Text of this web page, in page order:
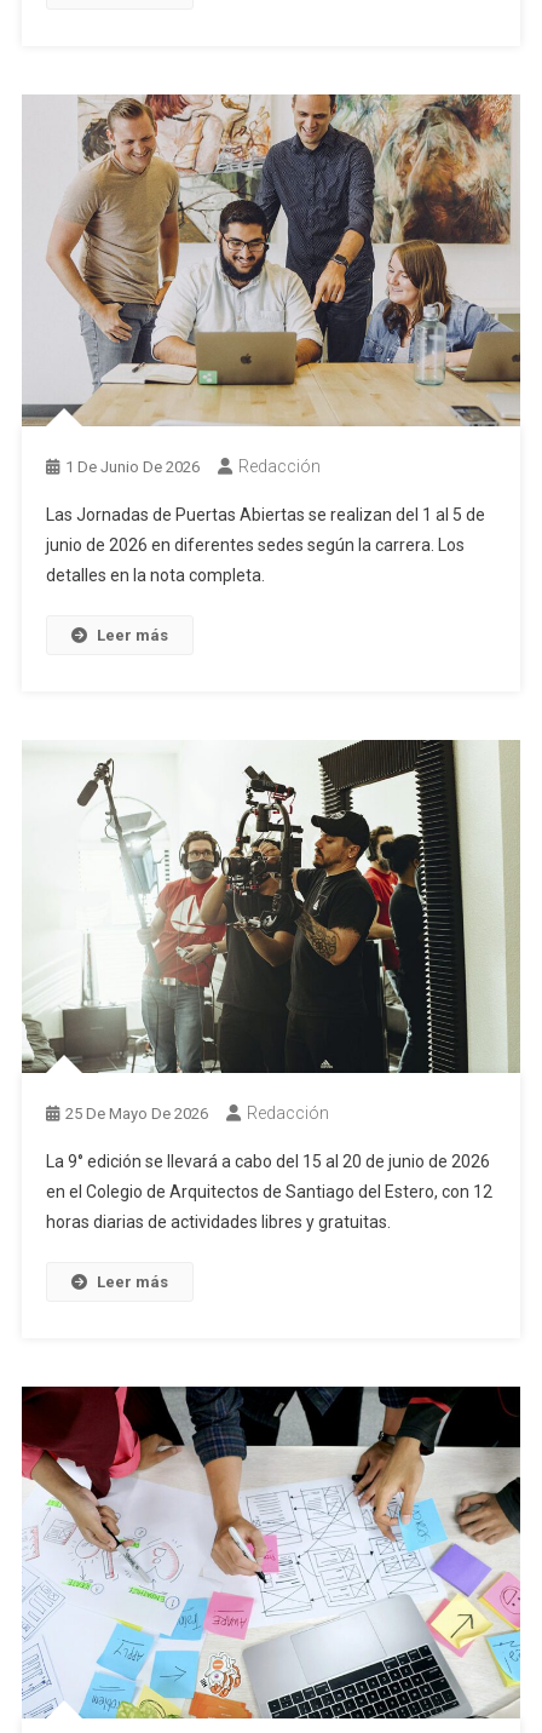
1 De Junio De 2026 Redacción
Las Jornadas de Puertas Abiertas se realizan del 1 al 5 de
junio de 2026 en diferentes sedes según la carrera. Los
detalles en la nota completa.
Leer más
25 De Mayo De 2026 Redacción
La 9° edición se llevará a cabo del 15 al 20 de junio de 2026
en el Colegio de Arquitectos de Santiago del Estero, con 12
horas diarias de actividades libres y gratuitas.
Leer más